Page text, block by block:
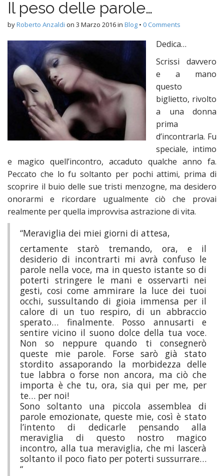
Il peso delle parole…
byRoberto Anzaldi on 3 Marzo 2016in Blog • 0 Comments
Dedica…
Scrissi davvero
e a mano
questo
biglietto, rivolto
a una donna
prima
d’incontrarla. Fu
speciale, intimo
e magico quell’incontro, accaduto qualche anno fa.
Peccato che lo fu soltanto per pochi attimi, prima di
scoprire il buio delle sue tristi menzogne, ma desidero
onorarmi e ricordare ugualmente ciò che provai
realmente per quella improvvisa astrazione di vita.
“Meraviglia dei miei giorni di attesa,
certamente starò tremando, ora, e il
desiderio di incontrarti mi avrà confuso le
parole nella voce, ma in questo istante so di
poterti stringere le mani e osservarti nei
gesti, cosi come ammirare la luce dei tuoi
occhi, sussultando di gioia immensa per il
calore di un tuo respiro, di un abbraccio
sperato… finalmente. Posso annusarti e
sentire vicino il suono dolce della tua voce.
Non so neppure quando ti consegnerò
queste mie parole. Forse sarò già stato
stordito assaporando la morbidezza delle
tue labbra o forse non ancora, ma ciò che
importa è che tu, ora, sia qui per me, per
te… per noi!
Sono soltanto una piccola assemblea di
parole emozionate, queste mie, così è stato
l’intento di dedicarle pensando alla
meraviglia di questo nostro magico
incontro, alla tua meraviglia, che mi lascerà
soltanto il poco fiato per poterti sussurrare…
“